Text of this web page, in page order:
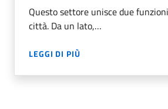
Questo settore unisce due
città. Da un lato,…
LEGGI DI PIÙ